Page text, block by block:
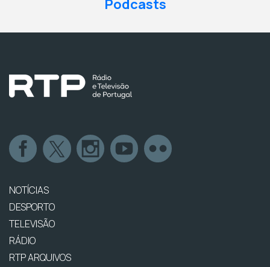
Podcasts
NOTÍCIAS
DESPORTO
TELEVISÃO
RÁDIO
RTP ARQUIVOS